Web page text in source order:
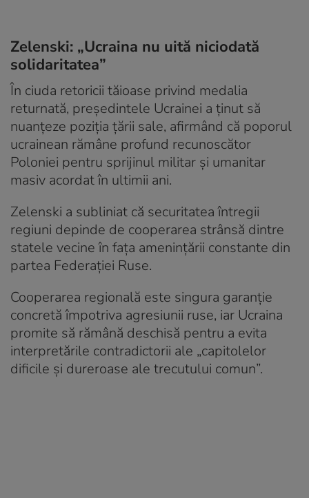
Zelenski: „Ucraina nu uită niciodată
solidaritatea”
În ciuda retoricii tăioase privind medalia
returnată, președintele Ucrainei a ținut să
nuanțeze poziția țării sale, afirmând că poporul
ucrainean rămâne profund recunoscător
Poloniei pentru sprijinul militar și umanitar
masiv acordat în ultimii ani.
Zelenski a subliniat că securitatea întregii
regiuni depinde de cooperarea strânsă dintre
statele vecine în fața amenințării constante din
partea Federației Ruse.
Cooperarea regională este singura garanție
concretă împotriva agresiunii ruse, iar Ucraina
promite să rămână deschisă pentru a evita
interpretările contradictorii ale „capitolelor
dificile și dureroase ale trecutului comun”.